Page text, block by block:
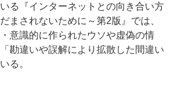
る『インターネットとの向き合い方
まされないために～第2版』では、
意識的に作られたウソや虚偽の情
勘違いや誤解により拡散した間違い
る。